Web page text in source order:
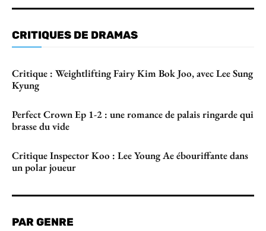
CRITIQUES DE DRAMAS
Critique : Weightlifting Fairy Kim Bok Joo, avec Lee Sung
Kyung
Perfect Crown Ep 1-2 : une romance de palais ringarde qui
brasse du vide
Critique Inspector Koo : Lee Young Ae ébouriffante dans
un polar joueur
PAR GENRE